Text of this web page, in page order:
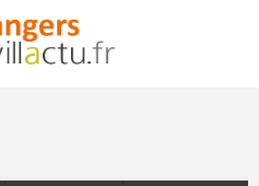
chaque vendredi dans